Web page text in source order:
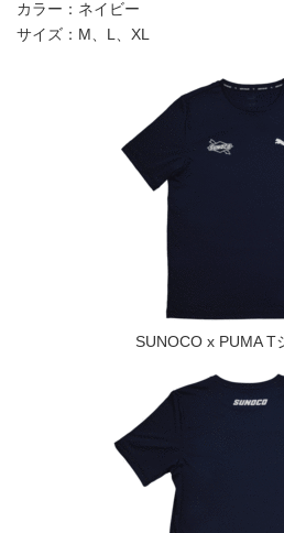
カラー：ネイビー
サイズ：M、L、XL
SUNOCO x PUMA T